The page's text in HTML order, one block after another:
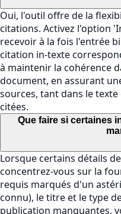
Oui, l'outil offre de la
citations. Activez l'option
recevoir à la fois l'entrée
citation in-texte
à maintenir la cohérence
document, en assurant
sources, tant dans le
citées.
Que faire si certaines
Lorsque certains détails
concentrez-vous sur la
requis marqués d'un
connu), le titre et le type
publication manquantes,